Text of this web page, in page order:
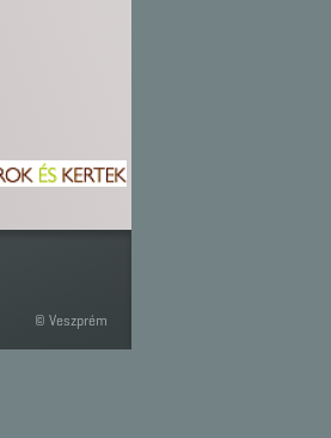
© Veszprém